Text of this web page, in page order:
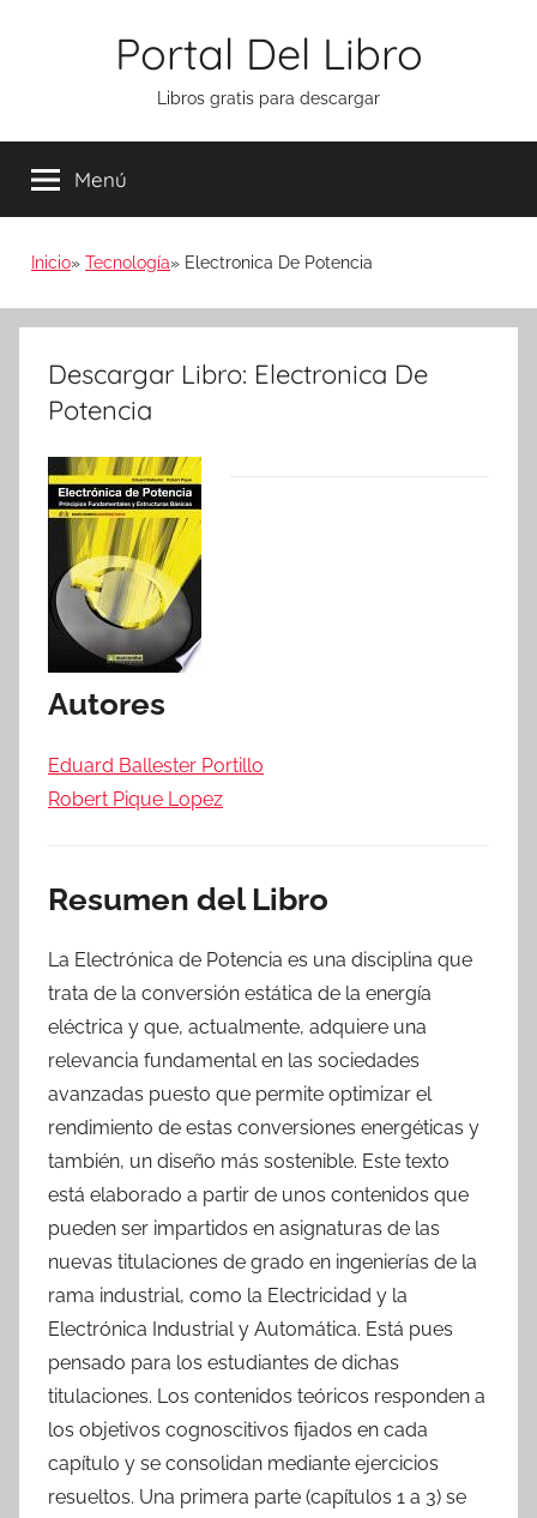
Portal Del Libro
Libros gratis para descargar
Menú
Inicio Tecnología Electronica De Potencia
Descargar Libro: Electronica De
Potencia
Autores
Eduard Ballester Portillo
Robert Pique Lopez
Resumen del Libro
La Electrónica de Potencia es una disciplina que
trata de la conversión estática de la energía
eléctrica y que, actualmente, adquiere una
relevancia fundamental en las sociedades
avanzadas puesto que permite optimizar el
rendimiento de estas conversiones energéticas y
también, un diseño más sostenible. Este texto
está elaborado a partir de unos contenidos que
pueden ser impartidos en asignaturas de las
nuevas titulaciones de grado en ingenierías de la
rama industrial, como la Electricidad y la
Electrónica Industrial y Automática. Está pues
pensado para los estudiantes de dichas
titulaciones. Los contenidos teóricos responden a
los objetivos cognoscitivos fijados en cada
capítulo y se consolidan mediante ejercicios
resueltos. Una primera parte (capítulos 1 a 3) se